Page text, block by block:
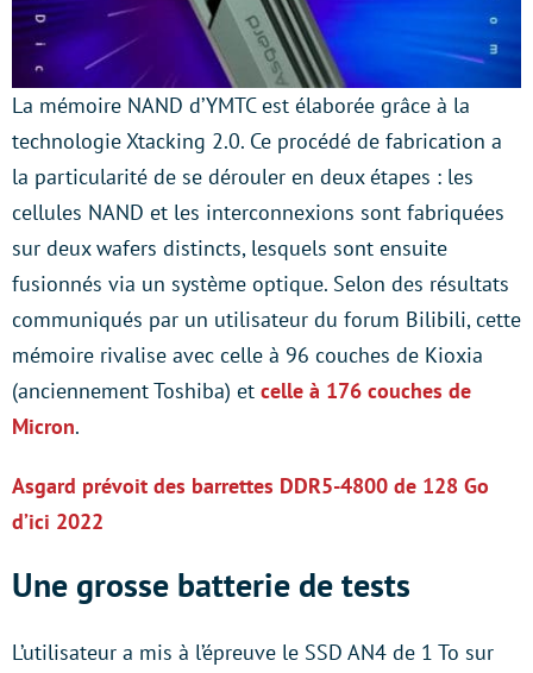
La mémoire NAND d’YMTC est élaborée grâce à la
technologie Xtacking 2.0. Ce procédé de fabrication a
la particularité de se dérouler en deux étapes : les
cellules NAND et les interconnexions sont fabriquées
sur deux wafers distincts, lesquels sont ensuite
fusionnés via un système optique. Selon des résultats
communiqués par un utilisateur du forum Bilibili, cette
mémoire rivalise avec celle à 96 couches de Kioxia
(anciennement Toshiba) et celle à 176 couches de
Micron.
Asgard prévoit des barrettes DDR5-4800 de 128 Go
d’ici 2022
Une grosse batterie de tests
L’utilisateur a mis à l’épreuve le SSD AN4 de 1 To sur